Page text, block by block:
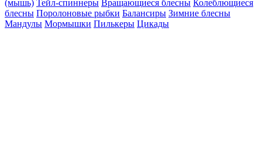
(мышь) Тейл-спиннеры Вращающиеся блесны Колеблющиеся
блесны Поролоновые рыбки Балансиры Зимние блесны
Мандулы Мормышки Пилькеры Цикады